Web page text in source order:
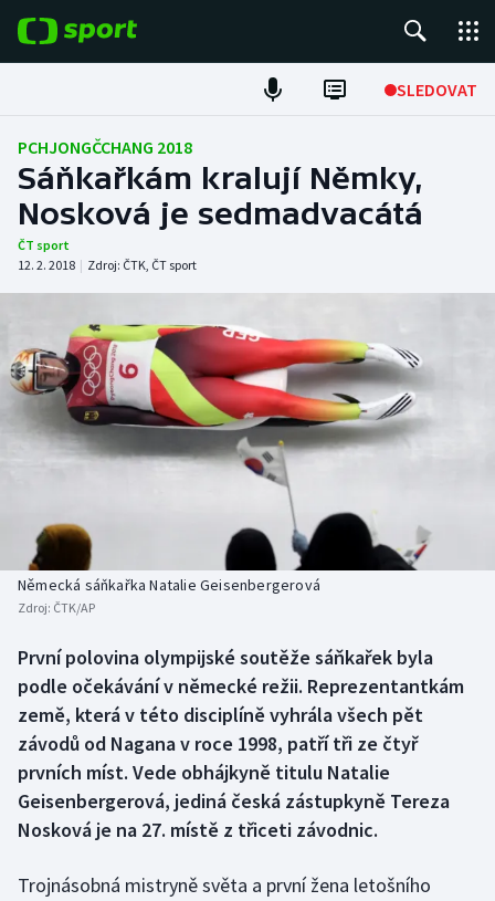
SLEDOVAT
Fotbal
Hokej
Tenis
Atletika
Cyklistika
DALŠÍ SPORTY
Americký fotbal
Basketbal
Biatlon
Boby a skeleton
Box
Curling
Dostihy
Florbal
NEPŘEHLÉDNĚTE
Historické návraty
Aplikace ČT sport
AZ kvíz
PCHJONGČCHANG 2018
Sáňkařkám kralují Němky,
Nosková je sedmadvacátá
ČT sport
12. 2. 2018 | Zdroj: ČTK, ČT sport
Německá sáňkařka Natalie Geisenbergerová
Zdroj: ČTK/AP
První polovina olympijské soutěže sáňkařek byla
podle očekávání v německé režii. Reprezentantkám
země, která v této disciplíně vyhrála všech pět
závodů od Nagana v roce 1998, patří tři ze čtyř
prvních míst. Vede obhájkyně titulu Natalie
Geisenbergerová, jediná česká zástupkyně Tereza
Nosková je na 27. místě z třiceti závodnic.
Trojnásobná mistryně světa a první žena letošního